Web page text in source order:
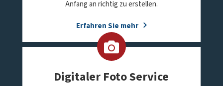
Anfang an richtig zu erstellen.
Erfahren Sie mehr
Digitaler Foto Service